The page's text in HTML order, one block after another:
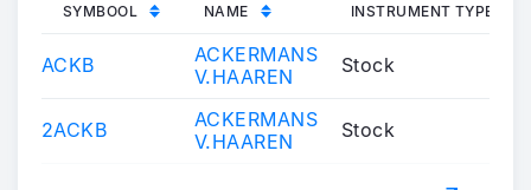
SYMBOOL NAME INSTRUMENT TYPE
ACKB
ACKERMANS
V.HAAREN
Stock
2ACKB
ACKERMANS
V.HAAREN
Stock